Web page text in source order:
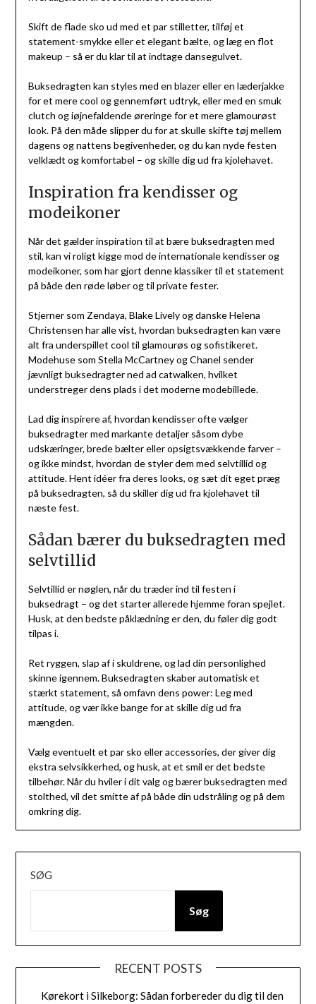
Skift de flade sko ud med et par stilletter, tilføj et
statement-smykke eller et elegant bælte, og læg en flot
makeup – så er du klar til at indtage dansegulvet.
Buksedragten kan styles med en blazer eller en læderjakke
for et mere cool og gennemført udtryk, eller med en smuk
clutch og iøjnefaldende øreringe for et mere glamourøst
look. På den måde slipper du for at skulle skifte tøj mellem
dagens og nattens begivenheder, og du kan nyde festen
velklædt og komfortabel – og skille dig ud fra kjolehavet.
Inspiration fra kendisser og
modeikoner
Når det gælder inspiration til at bære buksedragten med
stil, kan vi roligt kigge mod de internationale kendisser og
modeikoner, som har gjort denne klassiker til et statement
på både den røde løber og til private fester.
Stjerner som Zendaya, Blake Lively og danske Helena
Christensen har alle vist, hvordan buksedragten kan være
alt fra underspillet cool til glamourøs og sofistikeret.
Modehuse som Stella McCartney og Chanel sender
jævnligt buksedragter ned ad catwalken, hvilket
understreger dens plads i det moderne modebillede.
Lad dig inspirere af, hvordan kendisser ofte vælger
buksedragter med markante detaljer såsom dybe
udskæringer, brede bælter eller opsigtsvækkende farver –
og ikke mindst, hvordan de styler dem med selvtillid og
attitude. Hent idéer fra deres looks, og sæt dit eget præg
på buksedragten, så du skiller dig ud fra kjolehavet til
næste fest.
Sådan bærer du buksedragten med
selvtillid
Selvtillid er nøglen, når du træder ind til festen i
buksedragt – og det starter allerede hjemme foran spejlet.
Husk, at den bedste påklædning er den, du føler dig godt
tilpas i.
Ret ryggen, slap af i skuldrene, og lad din personlighed
skinne igennem. Buksedragten skaber automatisk et
stærkt statement, så omfavn dens power: Leg med
attitude, og vær ikke bange for at skille dig ud fra
mængden.
Vælg eventuelt et par sko eller accessories, der giver dig
ekstra selvsikkerhed, og husk, at et smil er det bedste
tilbehør. Når du hviler i dit valg og bærer buksedragten med
stolthed, vil det smitte af på både din udstråling og på dem
omkring dig.
SØG
Søg
RECENT POSTS
Kørekort i Silkeborg: Sådan forbereder du dig til den